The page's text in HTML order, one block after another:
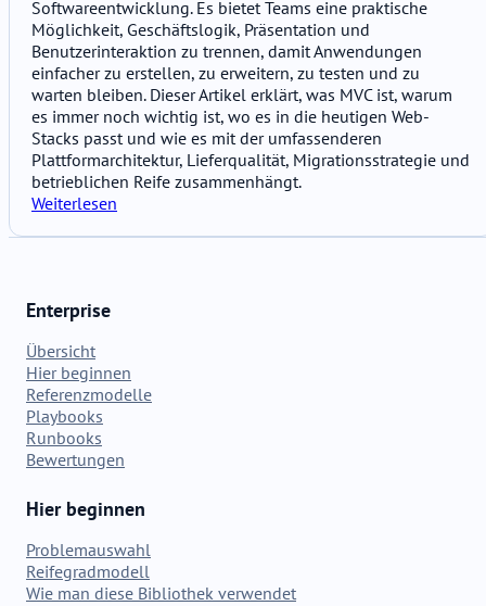
Softwareentwicklung. Es bietet Teams eine praktische
Möglichkeit, Geschäftslogik, Präsentation und
Benutzerinteraktion zu trennen, damit Anwendungen
einfacher zu erstellen, zu erweitern, zu testen und zu
warten bleiben. Dieser Artikel erklärt, was MVC ist, warum
es immer noch wichtig ist, wo es in die heutigen Web-
Stacks passt und wie es mit der umfassenderen
Plattformarchitektur, Lieferqualität, Migrationsstrategie und
betrieblichen Reife zusammenhängt.
Weiterlesen
Enterprise
Übersicht
Hier beginnen
Referenzmodelle
Playbooks
Runbooks
Bewertungen
Hier beginnen
Problemauswahl
Reifegradmodell
Wie man diese Bibliothek verwendet